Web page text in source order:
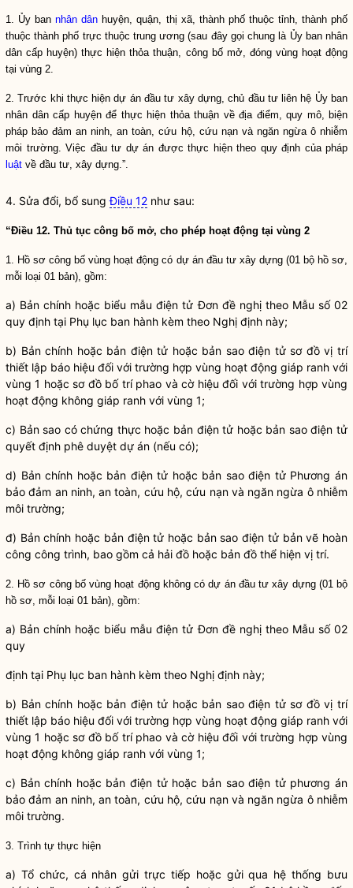
1. Ủy bannhân dân huyện, quận, thị xã, thành phố thuộc tỉnh, thành phố
thuộc thành phố trực thuộc trung ương (sau đây gọi chung là Ủy ban nhân
dân cấp huyện) thực hiện thỏa thuận, công bố mở, đóng vùng hoạt động
tại vùng 2.
2. Trước khi thực hiện dự án đầu tư xây dựng, chủ đầu tư liên hệ Ủy ban
nhân dân cấp huyện để thực hiện thỏa thuận về địa điểm, quy mô, biện
pháp bảo đảm an ninh, an toàn, cứu hộ, cứu nạn và ngăn ngừa ô nhiễm
môi trường. Việc đầu tư dự án được thực hiện theo quy định của pháp
luật về đầu tư, xây dựng.”.
4. Sửa đổi, bổ sungĐiều 12 như sau:
“Điều 12. Thủ tục công bố mở, cho phép hoạt động tại vùng 2
1. Hồ sơ công bố vùng hoạt động có dự án đầu tư xây dựng (01 bộ hồ sơ,
mỗi loại 01 bản), gồm:
a) Bản chính hoặc biểu mẫu điện tử Đơn đề nghị theo Mẫu số 02
quy định tại Phụ lục ban hành kèm theo Nghị định này;
b) Bản chính hoặc bản điện tử hoặc bản sao điện tử sơ đồ vị trí
thiết lập báo hiệu đối với trường hợp vùng hoạt động giáp ranh với
vùng 1 hoặc sơ đồ bố trí phao và cờ hiệu đối với trường hợp vùng
hoạt động không giáp ranh với vùng 1;
c) Bản sao có chứng thực hoặc bản điện tử hoặc bản sao điện tử
quyết định phê duyệt dự án (nếu có);
d) Bản chính hoặc bản điện tử hoặc bản sao điện tử Phương án
bảo đảm an ninh, an toàn, cứu hộ, cứu nạn và ngăn ngừa ô nhiễm
môi trường;
đ) Bản chính hoặc bản điện tử hoặc bản sao điện tử bản vẽ hoàn
công công trình, bao gồm cả hải đồ hoặc bản đồ thể hiện vị trí.
2. Hồ sơ công bố vùng hoạt động không có dự án đầu tư xây dựng (01 bộ
hồ sơ, mỗi loại 01 bản), gồm:
a) Bản chính hoặc biểu mẫu điện tử Đơn đề nghị theo Mẫu số 02
quy
định tại Phụ lục ban hành kèm theo Nghị định này;
b) Bản chính hoặc bản điện tử hoặc bản sao điện tử sơ đồ vị trí
thiết lập báo hiệu đối với trường hợp vùng hoạt động giáp ranh với
vùng 1 hoặc sơ đồ bố trí phao và cờ hiệu đối với trường hợp vùng
hoạt động không giáp ranh với vùng 1;
c) Bản chính hoặc bản điện tử hoặc bản sao điện tử phương án
bảo đảm an ninh, an toàn, cứu hộ, cứu nạn và ngăn ngừa ô nhiễm
môi trường.
3. Trình tự thực hiện
a) Tổ chức, cá nhân gửi trực tiếp hoặc gửi qua hệ thống bưu